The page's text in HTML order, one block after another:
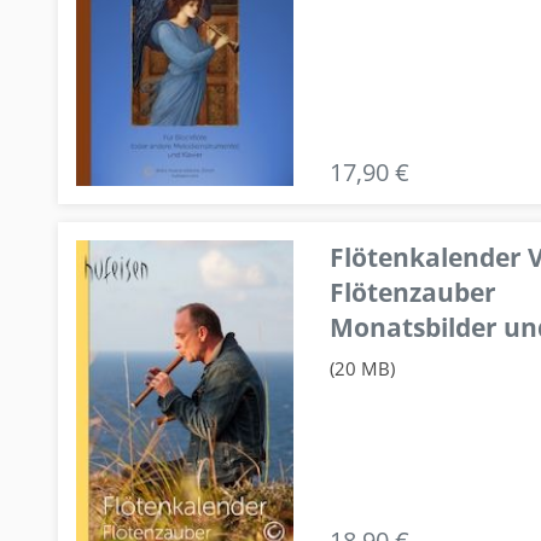
17,90 €
Flötenkalender
Flötenzauber
Monatsbilder
(20 MB)